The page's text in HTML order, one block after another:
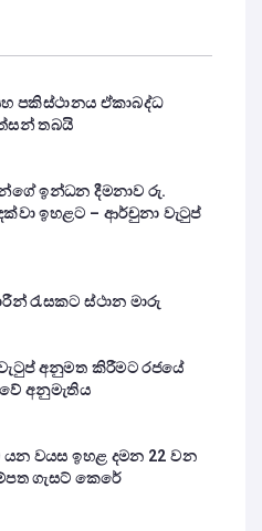
පකිස්ථානය ඒකාබද්ධ
තබයි
ඉන්ධන දීමනාව රු.
ඉහළට – ආර්චුනා වැටුප්
රැසකට ස්ථාන මාරු
අනුමත කිරීමට රජයේ
අනුමැතිය
වයස ඉහළ දමන 22 වන
ගැසට් කෙරේ